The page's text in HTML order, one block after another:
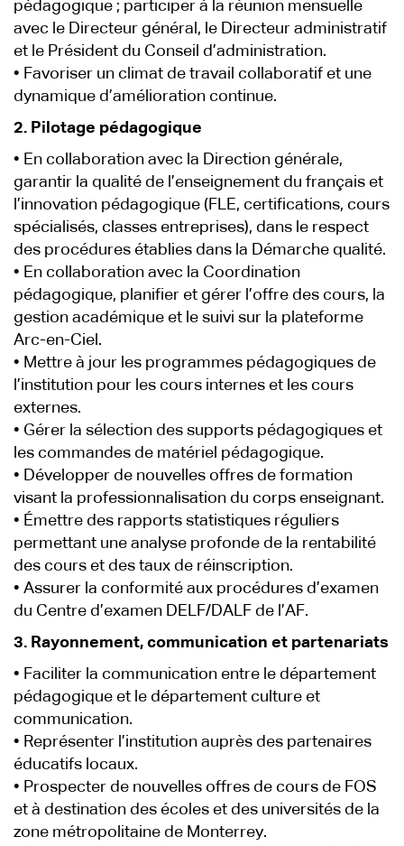
pédagogique ; participer à la réunion mensuelle
avec le Directeur général, le Directeur administratif
et le Président du Conseil d’administration.
• Favoriser un climat de travail collaboratif et une
dynamique d’amélioration continue.
2. Pilotage pédagogique
• En collaboration avec la Direction générale,
garantir la qualité de l’enseignement du français et
l’innovation pédagogique (FLE, certifications, cours
spécialisés, classes entreprises), dans le respect
des procédures établies dans la Démarche qualité.
• En collaboration avec la Coordination
pédagogique, planifier et gérer l’offre des cours, la
gestion académique et le suivi sur la plateforme
Arc-en-Ciel.
• Mettre à jour les programmes pédagogiques de
l’institution pour les cours internes et les cours
externes.
• Gérer la sélection des supports pédagogiques et
les commandes de matériel pédagogique.
• Développer de nouvelles offres de formation
visant la professionnalisation du corps enseignant.
• Émettre des rapports statistiques réguliers
permettant une analyse profonde de la rentabilité
des cours et des taux de réinscription.
• Assurer la conformité aux procédures d’examen
du Centre d’examen DELF/DALF de l’AF.
3. Rayonnement, communication et partenariats
• Faciliter la communication entre le département
pédagogique et le département culture et
communication.
• Représenter l’institution auprès des partenaires
éducatifs locaux.
• Prospecter de nouvelles offres de cours de FOS
et à destination des écoles et des universités de la
zone métropolitaine de Monterrey.